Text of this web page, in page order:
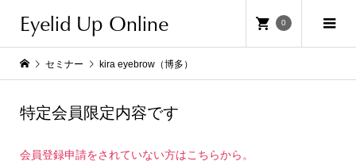
Eyelid Up Online 0
セミナー kira eyebrow（博多）
特定会員限定内容です
会員登録申請をされていない方はこちらから。